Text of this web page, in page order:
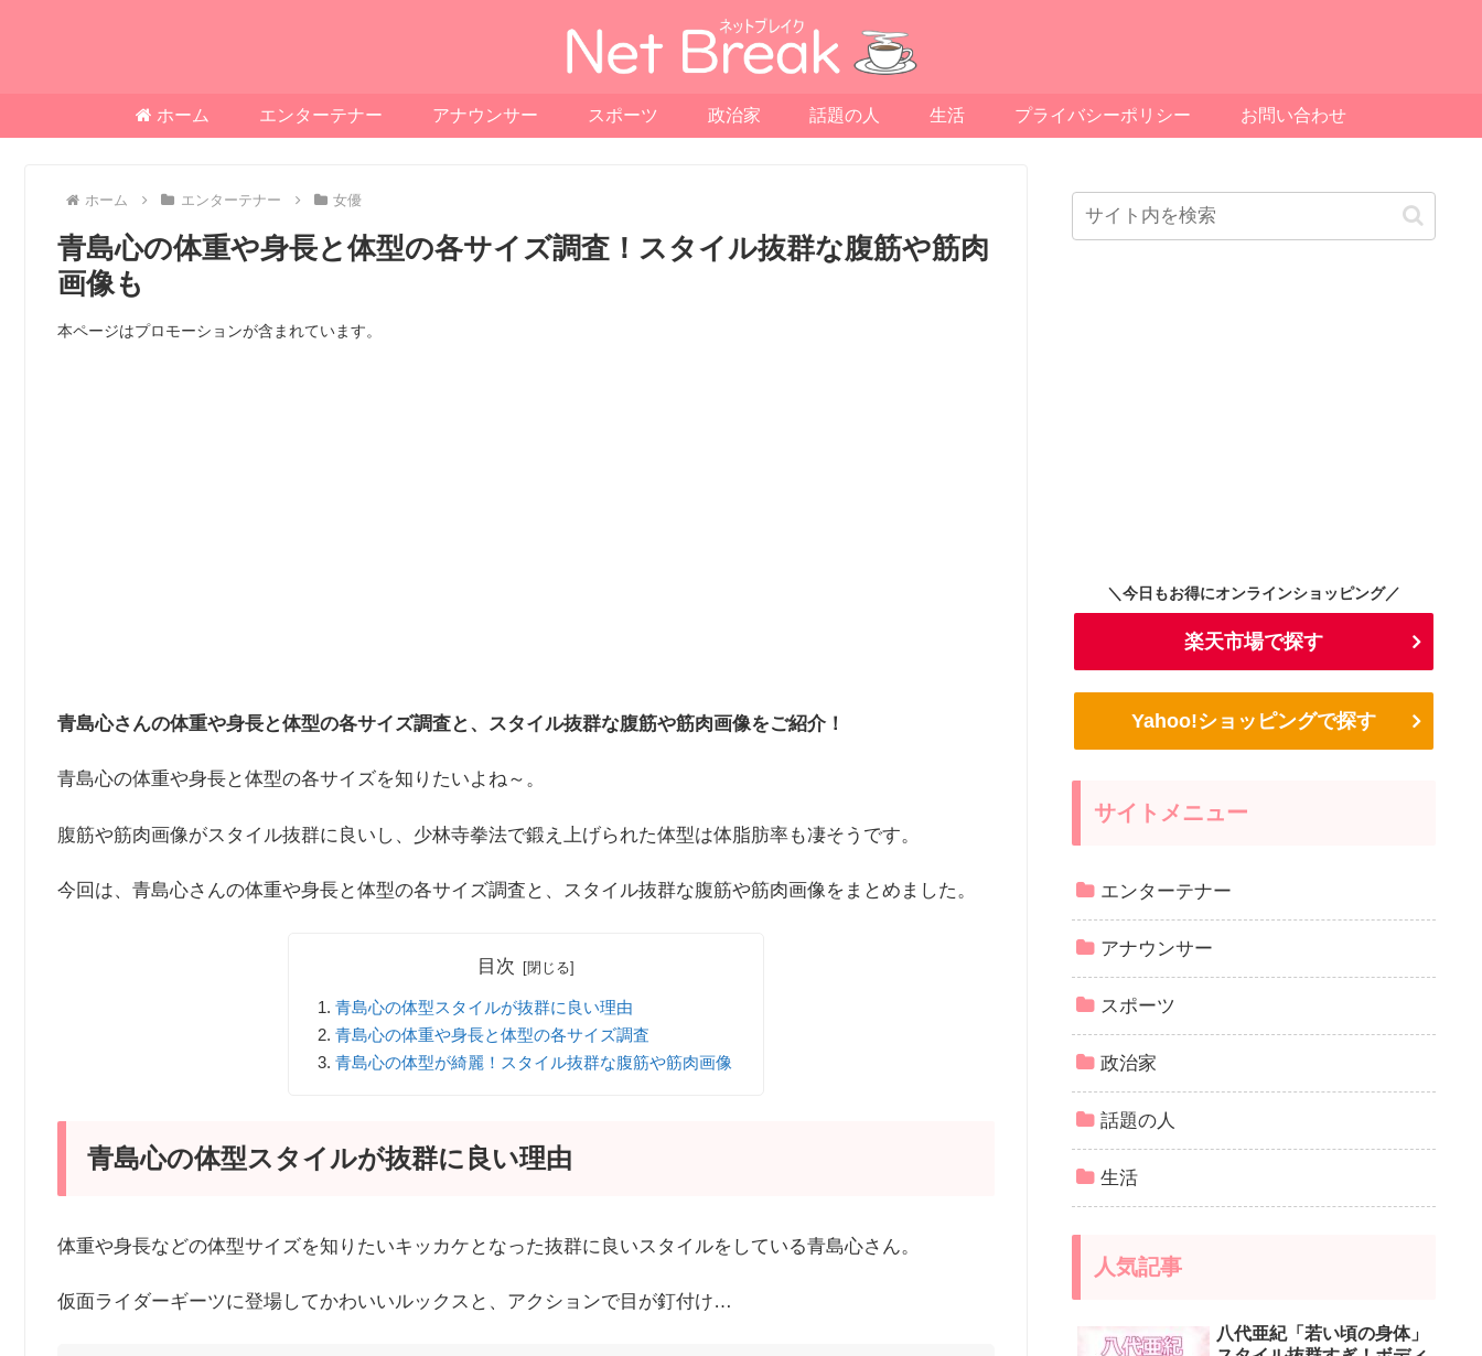
ホーム エンターテナー アナウンサー スポーツ 政治家 話題の人 生活 プライバシーポリシー お問い合わせ
ホーム エンターテナー 女優
青島心の体重や身長と体型の各サイズ調査！スタイル抜群な腹筋や筋肉
画像も
本ページはプロモーションが含まれています。
青島心さんの体重や身長と体型の各サイズ調査と、スタイル抜群な腹筋や筋肉画像をご紹介！
青島心の体重や身長と体型の各サイズを知りたいよね～。
腹筋や筋肉画像がスタイル抜群に良いし、少林寺拳法で鍛え上げられた体型は体脂肪率も凄そうです。
今回は、青島心さんの体重や身長と体型の各サイズ調査と、スタイル抜群な腹筋や筋肉画像をまとめました。
目次
青島心の体型スタイルが抜群に良い理由
青島心の体重や身長と体型の各サイズ調査
青島心の体型が綺麗！スタイル抜群な腹筋や筋肉画像
青島心の体型スタイルが抜群に良い理由
体重や身長などの体型サイズを知りたいキッカケとなった抜群に良いスタイルをしている青島心さん。
仮面ライダーギーツに登場してかわいいルックスと、アクションで目が釘付け…
＼今日もお得にオンラインショッピング／
楽天市場で探す
Yahoo!ショッピングで探す
サイトメニュー
エンターテナー
アナウンサー
スポーツ
政治家
話題の人
生活
人気記事
八代亜紀「若い頃の身体」